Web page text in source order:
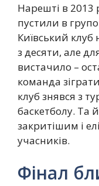
Нарешті в 2013
пустили в
Київський клуб
з десяти, але
вистачило –
команда
клуб знявся з
баскетболу. Та
закритішим і
учасників.
Фінал